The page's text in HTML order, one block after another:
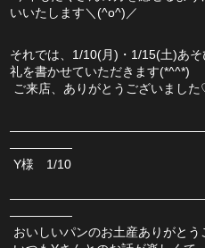
いいたします＼(^o^)／
それでは、1/10(月)・1/15(土)あ
礼を書かせていただきます(*^^*)
ご来店、ありがとうございまし
―――――
Y様　1/10
―――――
おいしいパンのお土産ありがとう